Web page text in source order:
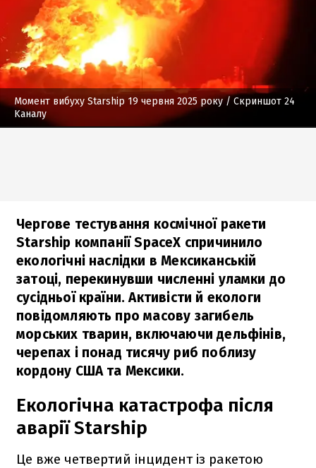
Момент вибуху Starship 19 червня 2025 року/ Скриншот 24
Kаналу
Чергове тестування космічної ракети
Starship компанії SpaceX спричинило
екологічні наслідки в Мексиканській
затоці, перекинувши численні уламки до
сусідньої країни. Активісти й екологи
повідомляють про масову загибель
морських тварин, включаючи дельфінів,
черепах і понад тисячу риб поблизу
кордону США та Мексики.
Екологічна катастрофа після
аварії Starship
Це вже четвертий інцидент із ракетою